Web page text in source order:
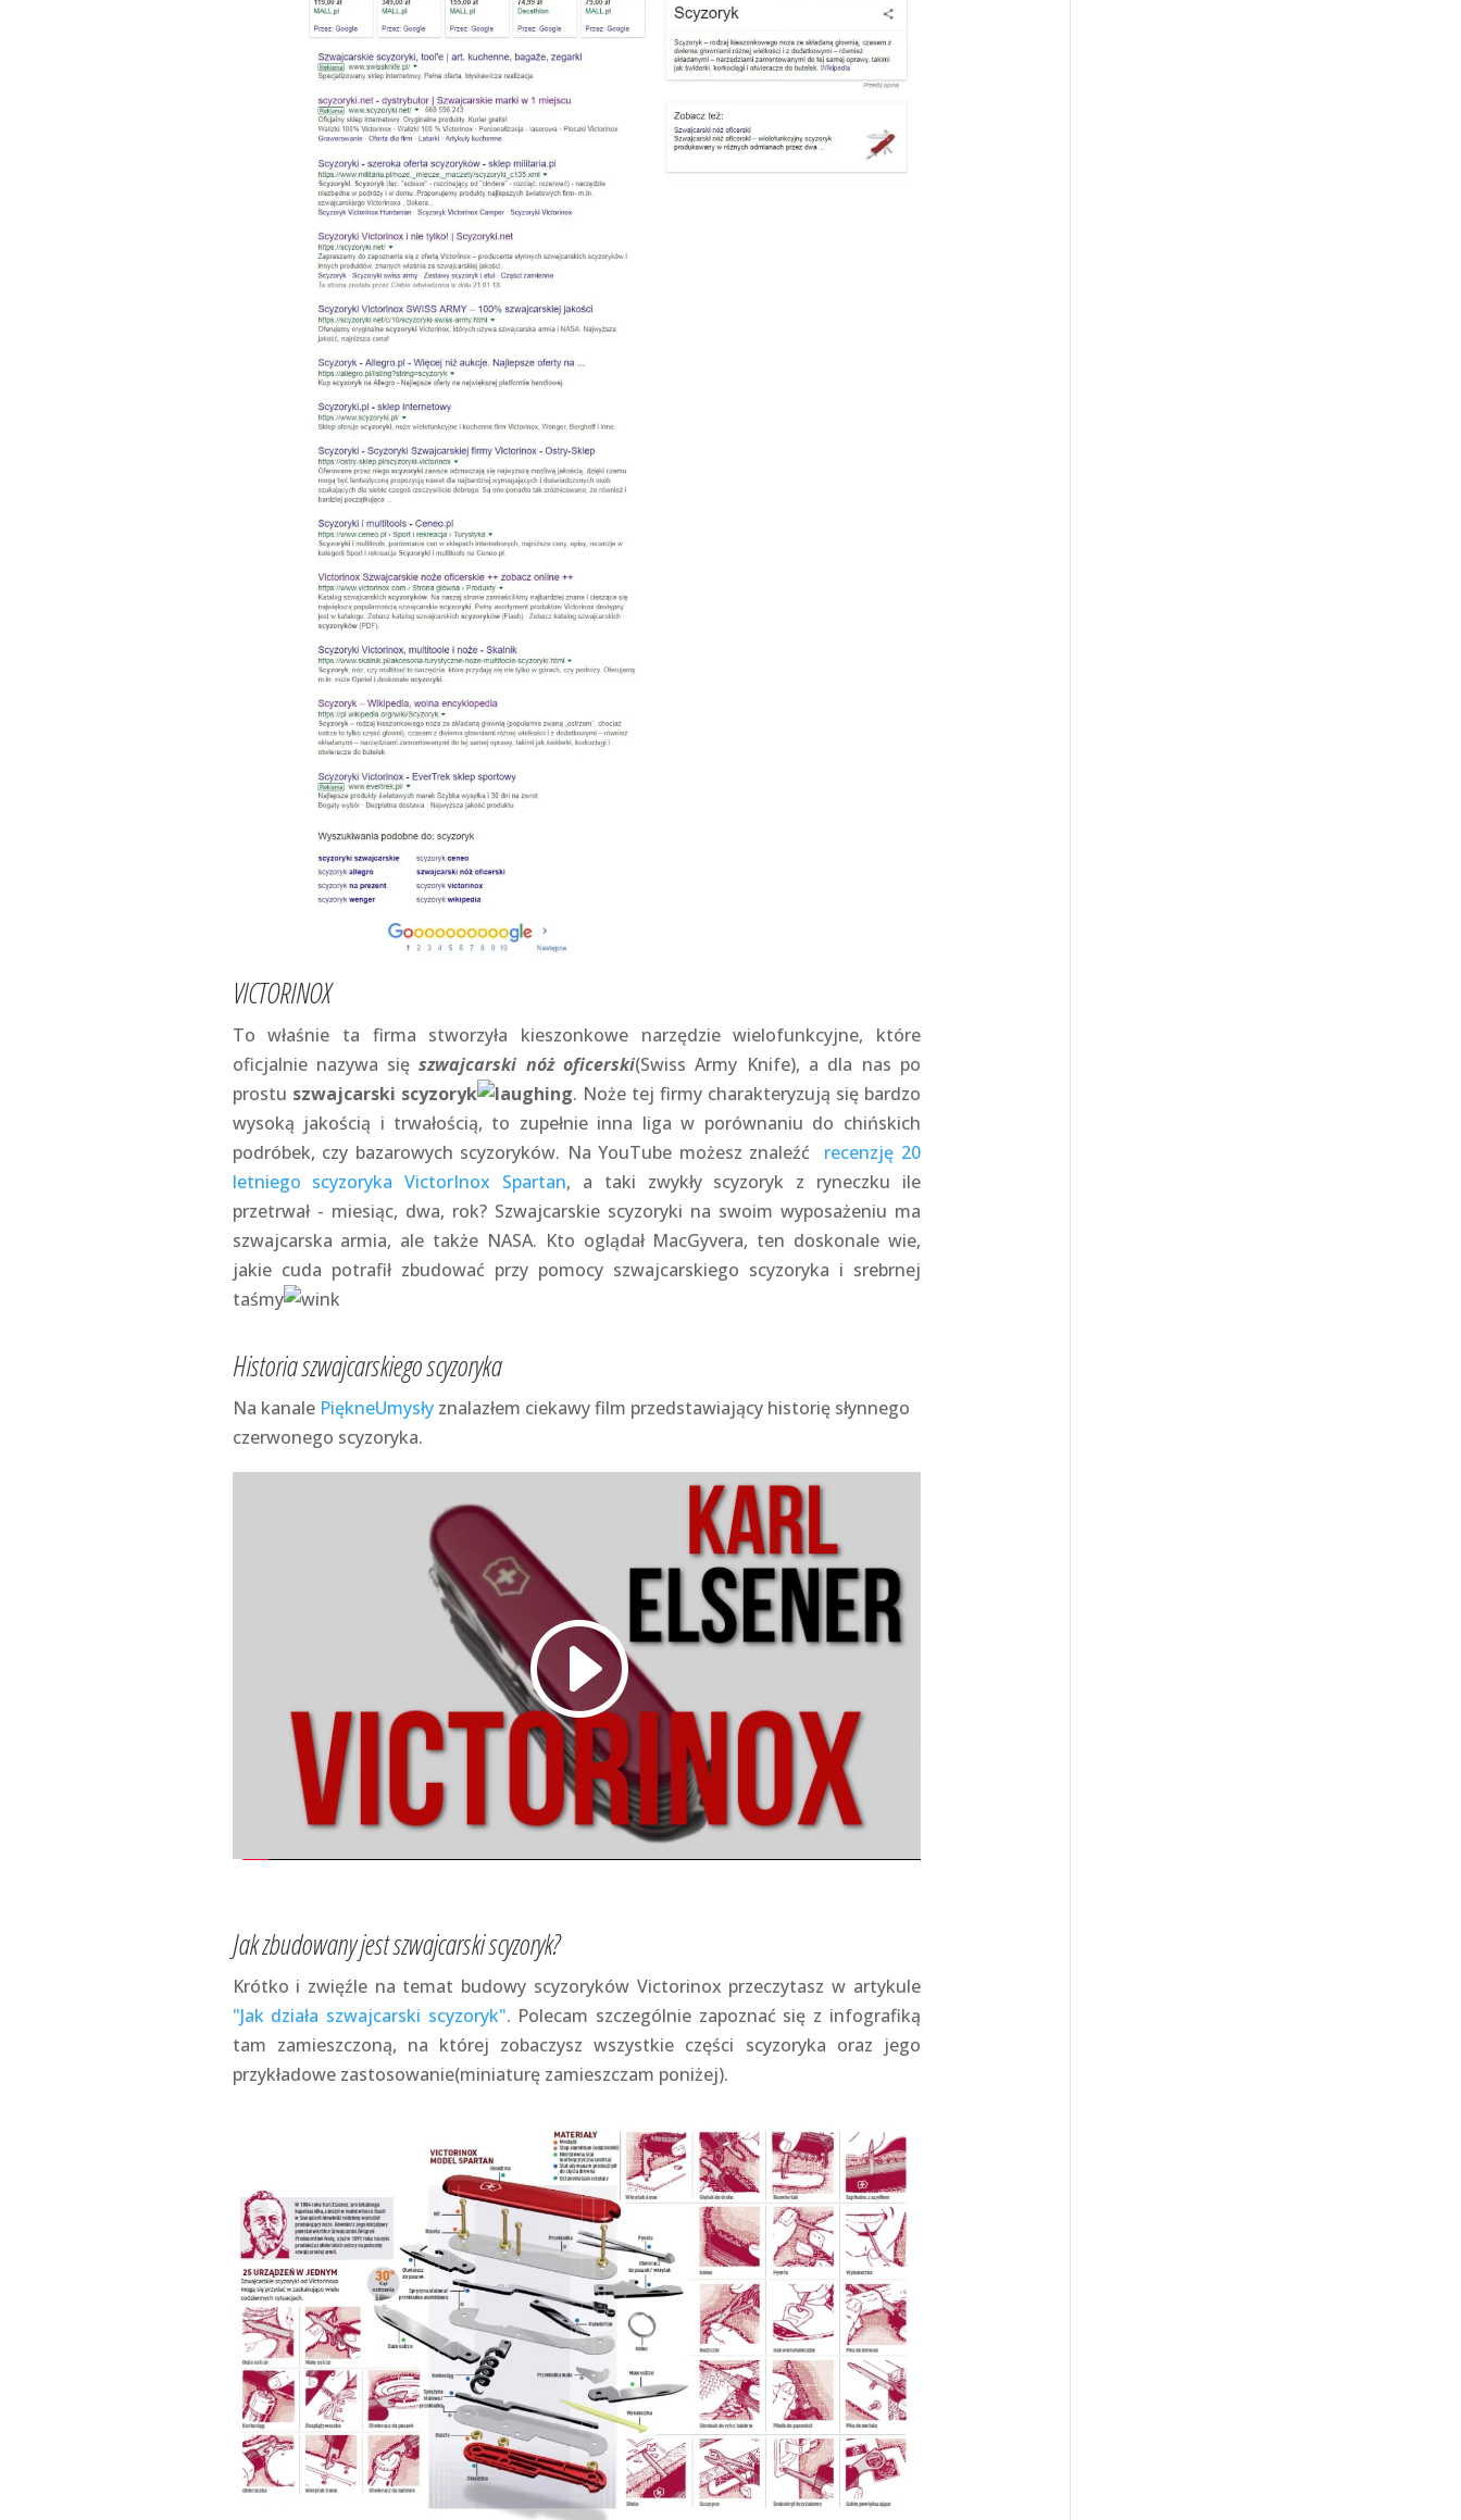
VICTORINOX
To właśnie ta firma stworzyła kieszonkowe narzędzie wielofunkcyjne, które
oficjalnie nazywa sięszwajcarski nóż oficerski(Swiss Army Knife), a dla nas po
prostu szwajcarski scyzoryk
. Noże tej firmy charakteryzują się bardzo
wysoką jakością i trwałością, to zupełnie inna liga w porównaniu do chińskich
podróbek, czy bazarowych scyzoryków. Na YouTube możesz znaleźć recenzję 20
letniego scyzoryka VictorInox Spartan, a taki zwykły scyzoryk z ryneczku ile
przetrwał - miesiąc, dwa, rok? Szwajcarskie scyzoryki na swoim wyposażeniu ma
szwajcarska armia, ale także NASA. Kto oglądał MacGyvera, ten doskonale wie,
jakie cuda potrafił zbudować przy pomocy szwajcarskiego scyzoryka i srebrnej
taśmy
Historia szwajcarskiego scyzoryka
Na kanale PiękneUmysłyznalazłem ciekawy film przedstawiający historię słynnego
czerwonego scyzoryka.
Jak zbudowany jest szwajcarski scyzoryk?
Krótko i zwięźle na temat budowy scyzoryków Victorinox przeczytasz w artykule
"Jak działa szwajcarski scyzoryk". Polecam szczególnie zapoznać się z infografiką
tam zamieszczoną, na której zobaczysz wszystkie części scyzoryka oraz jego
przykładowe zastosowanie(miniaturę zamieszczam poniżej).